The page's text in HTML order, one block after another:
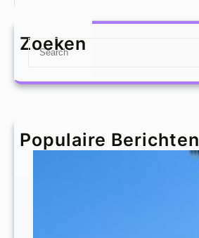
Zoeken
S
a
h
Populaire Berichten